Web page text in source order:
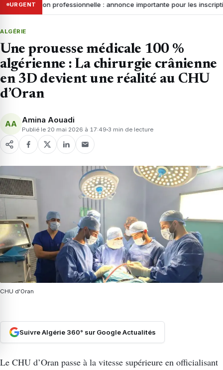
URGENTprofessionnelle : annonce importante pour les inscriptions de
ALGÉRIE
Une prouesse médicale 100 %
algérienne : La chirurgie crânienne
en 3D devient une réalité au CHU
d’Oran
AA Amina Aouadi
Publié le 20 mai 2026 à 17:49 3 min de lecture
CHU d'Oran
Suivre Algérie 360° sur Google Actualités
Le CHU d’Oran passe à la vitesse supérieure en officialisant